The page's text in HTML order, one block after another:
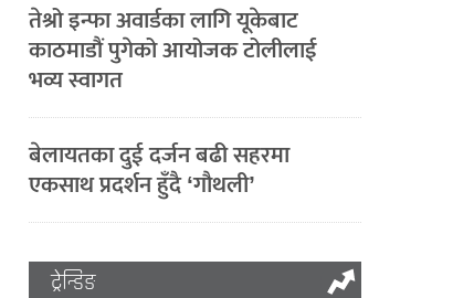
तेश्रो इन्फा अवार्डका लागि यूकेबाट
काठमाडौं पुगेको आयोजक टोलीलाई
भव्य स्वागत
बेलायतका दुई दर्जन बढी सहरमा
एकसाथ प्रदर्शन हुँदै ‘गौथली’
ट्रेन्डिङ